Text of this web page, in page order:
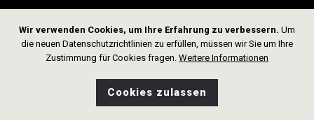
Wir verwenden Cookies, um Ihre Erfahrung zu verbessern. Um
die neuen Datenschutzrichtlinien zu erfüllen, müssen wir Sie um Ihre
Zustimmung für Cookies fragen. Weitere Informationen
Cookies zulassen
Folge uns
CHF 219.00 Suche Shop Wunschliste